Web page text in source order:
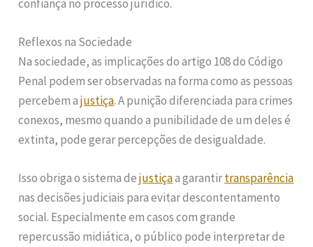
confiança no processo jurídico.
Reflexos na Sociedade
Na sociedade, as implicações do artigo 108 do Código
Penal podem ser observadas na forma como as pessoas
percebem ajustiça. A punição diferenciada para crimes
conexos, mesmo quando a punibilidade de um deles é
extinta, pode gerar percepções de desigualdade.
Isso obriga o sistema dejustiçaa garantirtransparência
nas decisões judiciais para evitar descontentamento
social. Especialmente em casos com grande
repercussão midiática, o público pode interpretar de